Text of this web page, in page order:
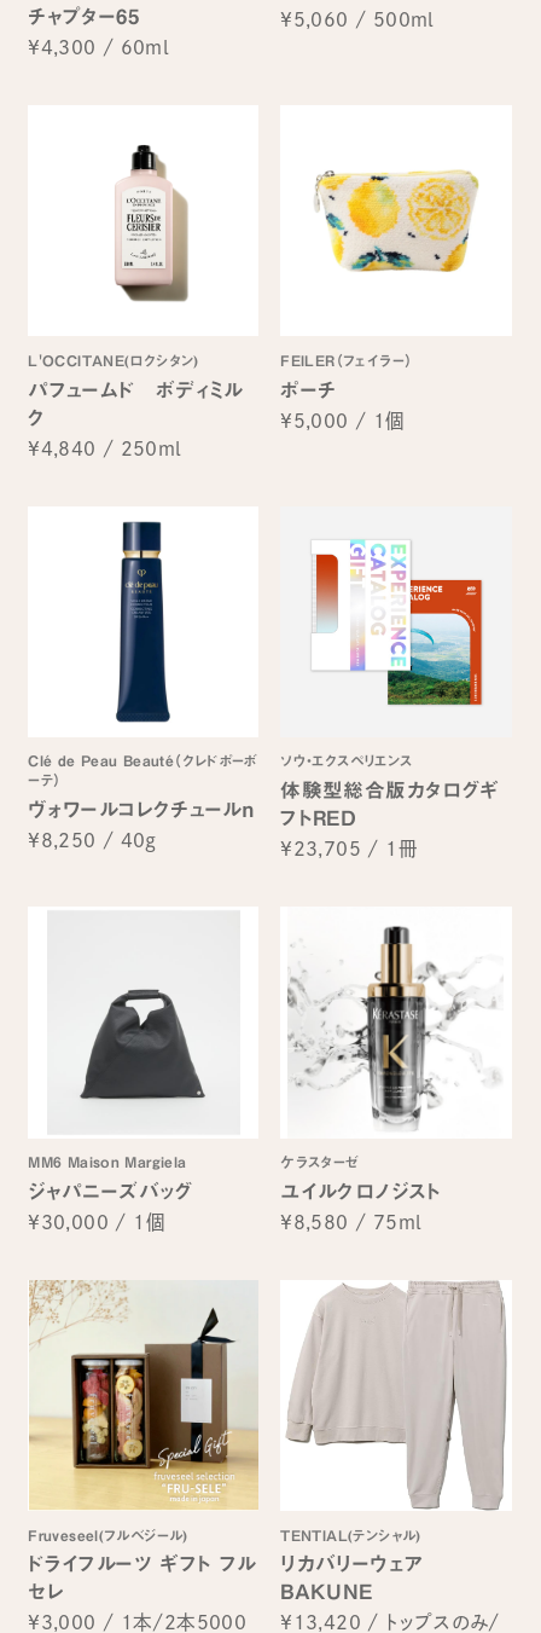
チャプター65
¥4,300 / 60ml
¥5,060 / 500ml
L'OCCITANE(ロクシタン)
パフュームド ボディミル
ク
¥4,840 / 250ml
FEILER（フェイラー）
ポーチ
¥5,000 / 1個
Clé de Peau Beauté（クレドポーボ
ーテ）
ヴォワールコレクチュールｎ
¥8,250 / 40g
ソウ・エクスペリエンス
体験型総合版カタログギ
フトRED
¥23,705 / 1冊
MM6 Maison Margiela
ジャパニーズバッグ
¥30,000 / 1個
ケラスターゼ
ユイルクロノジスト
¥8,580 / 75ml
Fruveseel(フルベジール)
ドライフルーツ ギフト フル
セレ
¥3,000 / 1本/2本5000
TENTIAL(テンシャル)
リカバリーウェア
BAKUNE
¥13,420 / トップスのみ/